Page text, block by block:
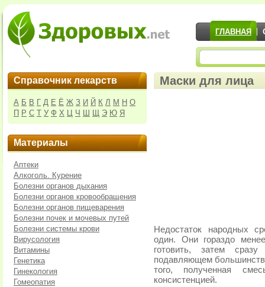
ГЛАВНАЯ
Справочник лекарств
А Б В Г Д Е Ё Ж З И Й К Л М Н О
П Р С Т У Ф Х Ц Ч Ш Щ Э Ю Я
Материалы
Аптеки
Алкоголь. Курение
Болезни органов дыхания
Болезни органов кровообращения
Болезни органов пищеварения
Болезни почек и мочевых путей
Болезни системы крови
Вирусология
Витамины
Генетика
Гинекология
Гомеопатия
Маски для лица
Недостаток народных
один. Они гораздо
готовить, затем
подавляющем
того, полученная
консистенцией.